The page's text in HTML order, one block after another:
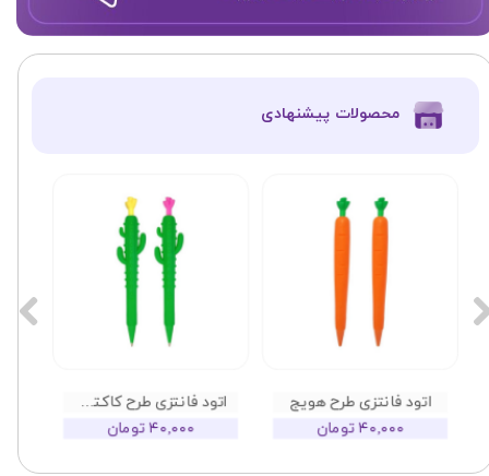
اتود
اتود فانتزی طرح آناناس
فانتزی طرح ذرت
​محصولات پیشنهادی